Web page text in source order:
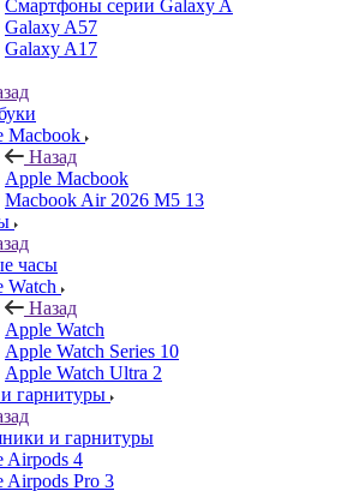
Смартфоны серии Galaxy A
Galaxy A57
Galaxy A17
Macbook
Назад
Apple Macbook
Macbook Air 2026 M5 13
часы
Watch
Назад
Apple Watch
Apple Watch Series 10
Apple Watch Ultra 2
гарнитуры
и гарнитуры
Airpods 4
Airpods Pro 3